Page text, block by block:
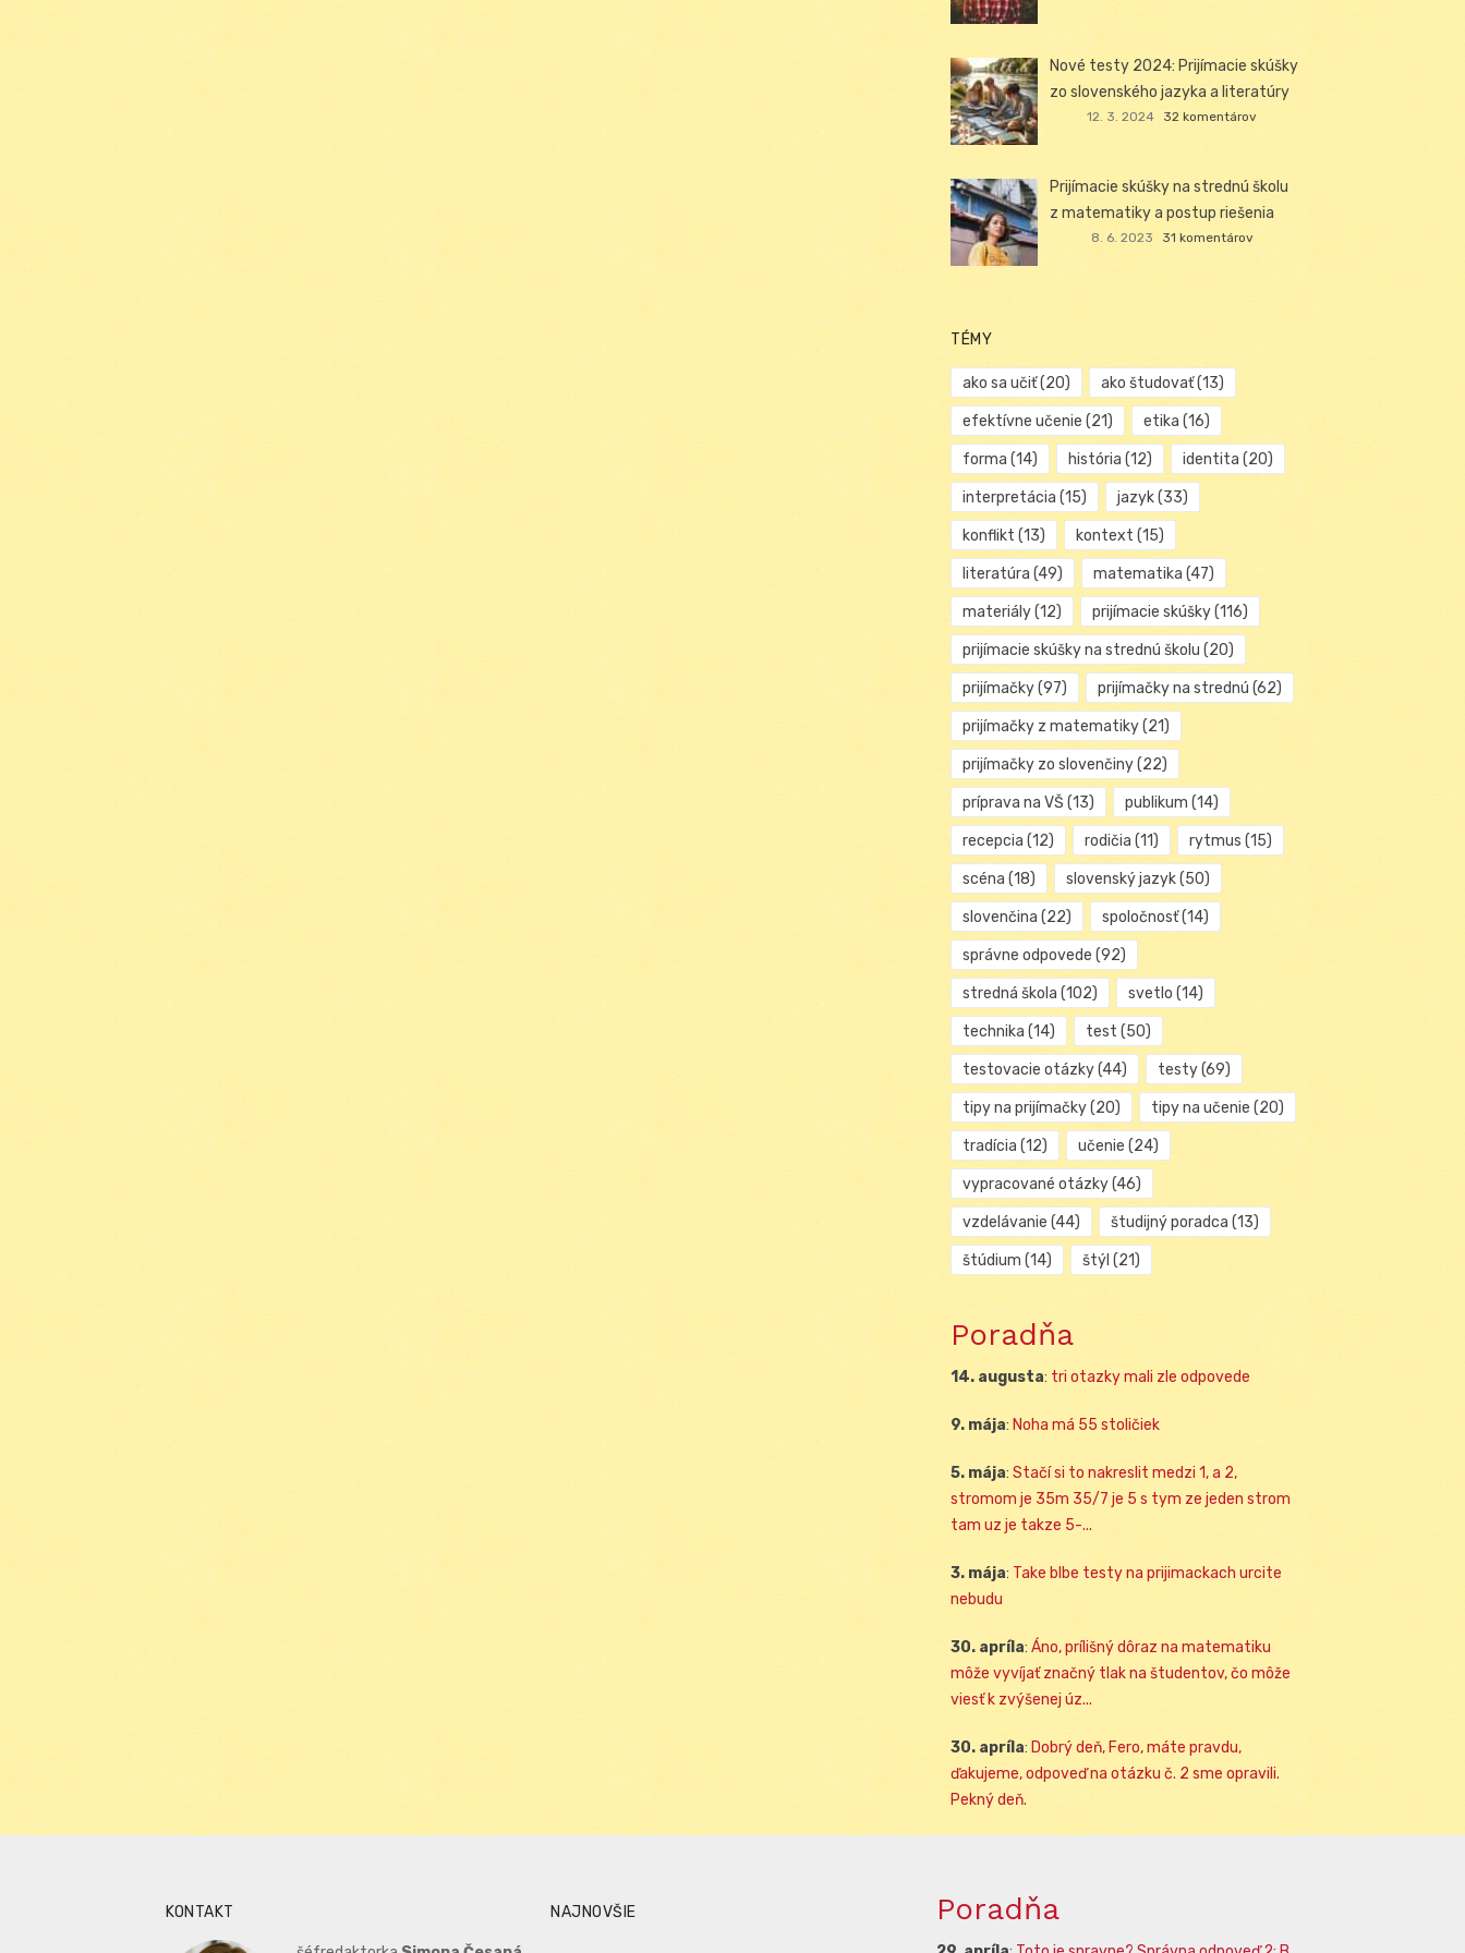
Nové testy 2024: Prijímacie skúšky
zo slovenského jazyka a literatúry
12. 3. 2024 32 komentárov
Prijímacie skúšky na strednú školu
z matematiky a postup riešenia
8. 6. 2023 31 komentárov
TÉMY
ako sa učiť(20) ako študovať(13)
efektívne učenie (21) etika (16)
forma (14) história (12) identita (20)
interpretácia (15) jazyk(33)
konflikt (13) kontext (15)
literatúra (49) matematika (47)
materiály(12) prijímacie skúšky(116)
prijímacie skúšky na strednú školu (20)
prijímačky(97) prijímačky na strednú (62)
prijímačky z matematiky(21)
prijímačky zo slovenčiny(22)
príprava na VŠ (13) publikum (14)
recepcia (12) rodičia (11) rytmus (15)
scéna (18) slovenský jazyk(50)
slovenčina (22) spoločnosť(14)
správne odpovede (92)
stredná škola (102) svetlo (14)
technika (14) test (50)
testovacie otázky(44) testy(69)
tipy na prijímačky(20) tipy na učenie (20)
tradícia (12) učenie (24)
vypracované otázky(46)
vzdelávanie (44) študijný poradca (13)
štúdium (14) štýl (21)
Poradňa
14. augusta: tri otazky mali zle odpovede
9. mája: Noha má 55 stoličiek
5. mája: Stačí si to nakreslit medzi 1, a 2,
stromom je 35m 35/7 je 5 s tym ze jeden strom
tam uz je takze 5-...
3. mája: Take blbe testy na prijimackach urcite
nebudu
30. apríla: Áno, prílišný dôraz na matematiku
môže vyvíjať značný tlak na študentov, čo môže
viesť k zvýšenej úz...
30. apríla: Dobrý deň, Fero, máte pravdu,
ďakujeme, odpoveď na otázku č. 2 sme opravili.
Pekný deň.
KONTAKT NAJNOVŠIE Poradňa